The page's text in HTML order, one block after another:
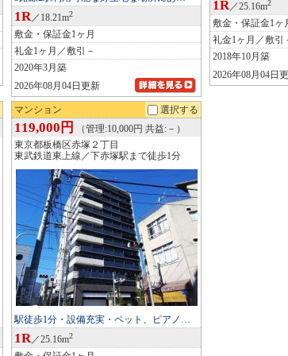
1R／18.21m2
敷金・保証金1ヶ月
礼金1ヶ月／敷引－
2020年3月築
2026年08月04日更新
1R／25.16m2
敷金・保証金1ヶ
礼金1ヶ月／敷引
2018年10月築
2026年08月04日
マンション 選択する
119,000円
（管理:10,000円 共益:－）
東京都板橋区赤塚２丁目
東武鉄道東上線／下赤塚駅まで徒歩1分
駅徒歩1分・設備充実・ペット、ピアノ…
1R／25.16m2